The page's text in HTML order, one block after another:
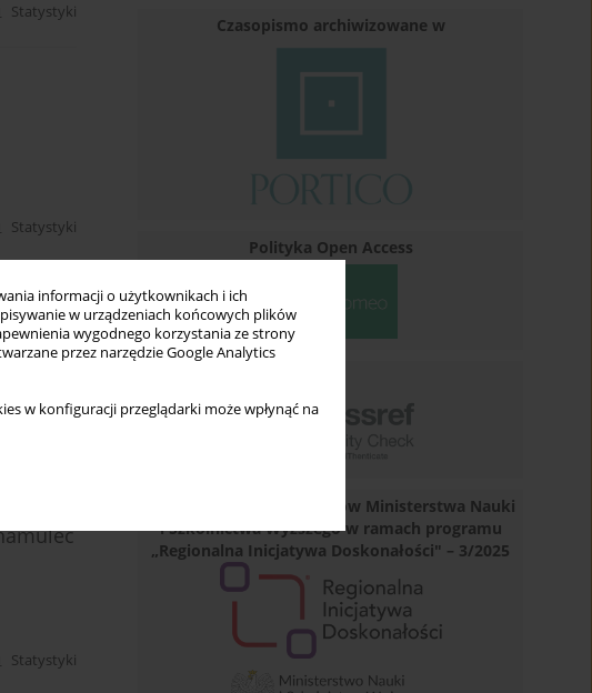
informacji o użytkownikach i ich
w urządzeniach końcowych plików
wygodnego korzystania ze strony
przez narzędzie Google Analytics
w konfiguracji przeglądarki może wpłynąć na
Statystyki
Statystyki
Statystyki
Czasopismo archiwizowane w
Polityka Open Access
Dofinansowano ze środków Ministerstwa Nauki
i Szkolnictwa Wyższego w ramach programu
„Regionalna Inicjatywa Doskonałości" – 3/2025